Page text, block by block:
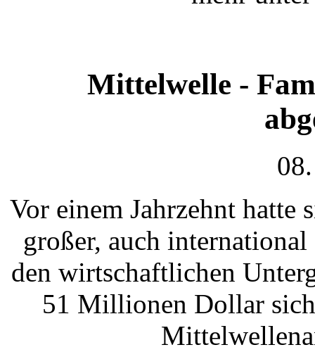
Mittelwelle -
Vor einem Jahrzehnt hatte
großer, auch
den wirtschaftlichen
51 Millionen Dollar